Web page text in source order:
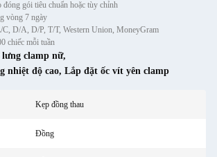
gói tiêu chuẩn hoặc tùy chỉnh
vòng 7 ngày
D/A, D/P, T/T, Western Union, MoneyGram
chiếc mỗi tuần
lưng clamp nữ,
nhiệt độ cao, Lắp đặt ốc vít yên clamp
Kẹp đồng thau
Đồng